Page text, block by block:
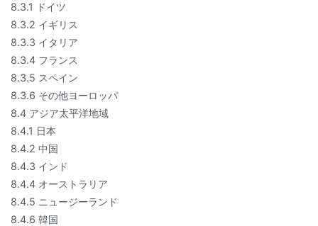
8.3.1 ドイツ
8.3.2 イギリス
8.3.3 イタリア
8.3.4 フランス
8.3.5 スペイン
8.3.6 その他ヨーロッパ
8.4 アジア太平洋地域
8.4.1 日本
8.4.2 中国
8.4.3 インド
8.4.4 オーストラリア
8.4.5 ニュージーランド
8.4.6 韓国